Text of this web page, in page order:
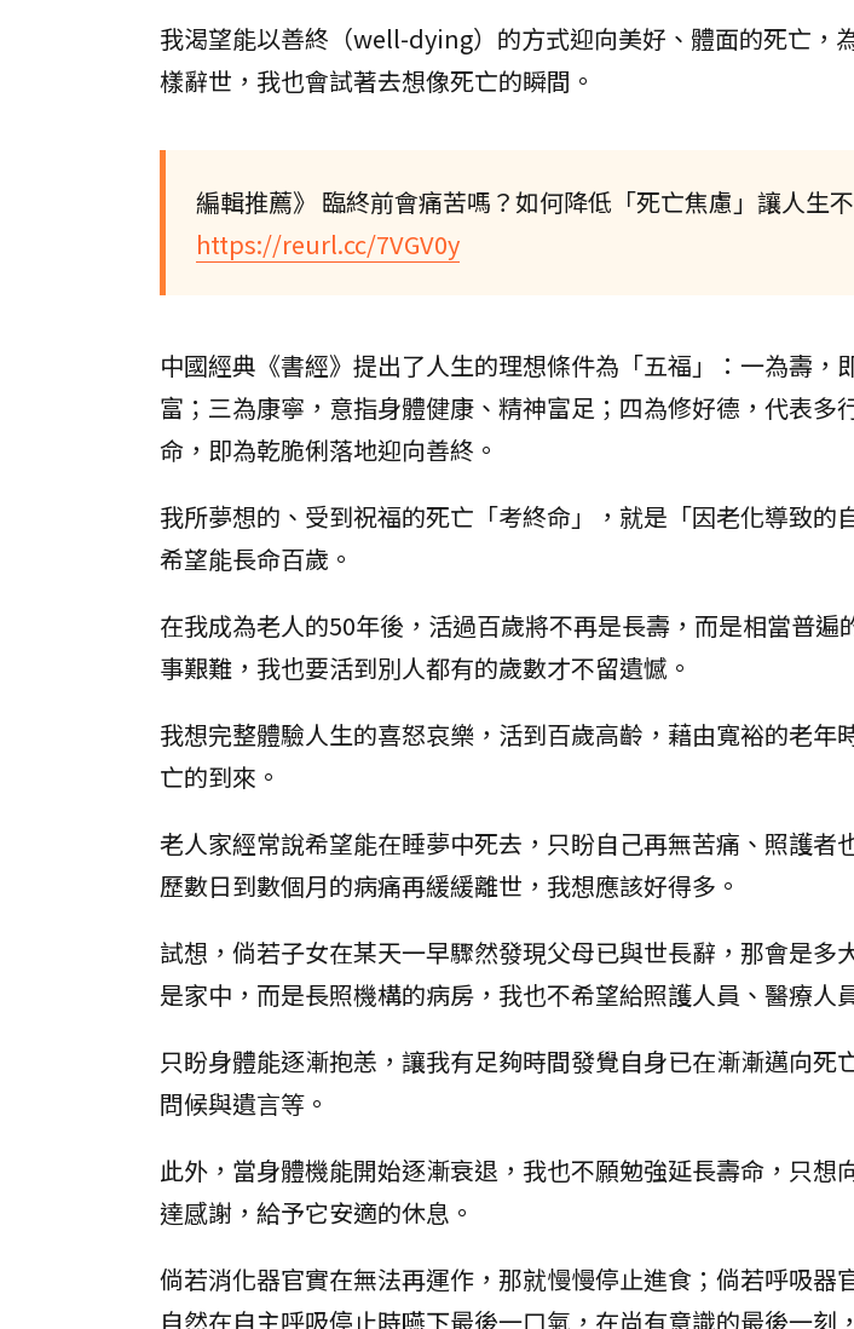
我渴望能以善終（well-dying）的方式迎向美好、體面的死亡，
樣辭世，我也會試著去想像死亡的瞬間。
編輯推薦》 臨終前會痛苦嗎？如何降低「死亡焦慮」讓人生不
https://reurl.cc/7VGV0y
中國經典《書經》提出了人生的理想條件為「五福」：一為壽，
富；三為康寧，意指身體健康、精神富足；四為修好德，代表多
命，即為乾脆俐落地迎向善終。
我所夢想的、受到祝福的死亡「考終命」，就是「因老化導致的
希望能長命百歲。
在我成為老人的50年後，活過百歲將不再是長壽，而是相當普遍
事艱難，我也要活到別人都有的歲數才不留遺憾。
我想完整體驗人生的喜怒哀樂，活到百歲高齡，藉由寬裕的老年
亡的到來。
老人家經常說希望能在睡夢中死去，只盼自己再無苦痛、照護者
歷數日到數個月的病痛再緩緩離世，我想應該好得多。
試想，倘若子女在某天一早驟然發現父母已與世長辭，那會是多
是家中，而是長照機構的病房，我也不希望給照護人員、醫療人
只盼身體能逐漸抱恙，讓我有足夠時間發覺自身已在漸漸邁向死
問候與遺言等。
此外，當身體機能開始逐漸衰退，我也不願勉強延長壽命，只想
達感謝，給予它安適的休息。
倘若消化器官實在無法再運作，那就慢慢停止進食；倘若呼吸器
自然在自主呼吸停止時嚥下最後一口氣，在尚有意識的最後一刻